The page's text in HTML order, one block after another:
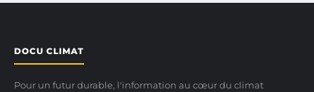
DOCU CLIMAT
Pour un futur durable, l'information au cœur du climat